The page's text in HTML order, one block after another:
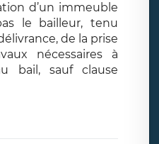
d’un immeuble
le bailleur, tenu
de la prise
nécessaires à
bail, sauf clause